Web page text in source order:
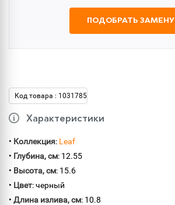
ПОДОБРАТЬ ЗАМЕНУ
Код товара : 1031785
Характеристики
• Коллекция: Leaf
• Глубина, см: 12.55
• Высота, см: 15.6
• Цвет: черный
• Длина излива, см: 10.8